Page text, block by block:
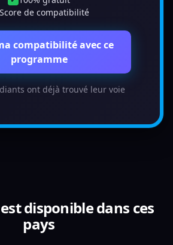
Score de compatibilité
compatibilité avec ce
programme
ont déjà trouvé leur voie
disponible dans ces
pays